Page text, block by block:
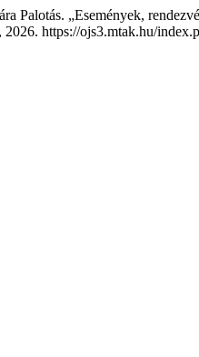
Palotás. „Események,
2026. https://ojs3.mtak.hu/